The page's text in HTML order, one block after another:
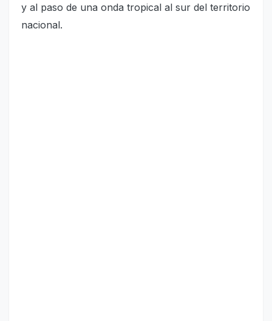
y al paso de una onda tropical al sur del territorio
nacional.